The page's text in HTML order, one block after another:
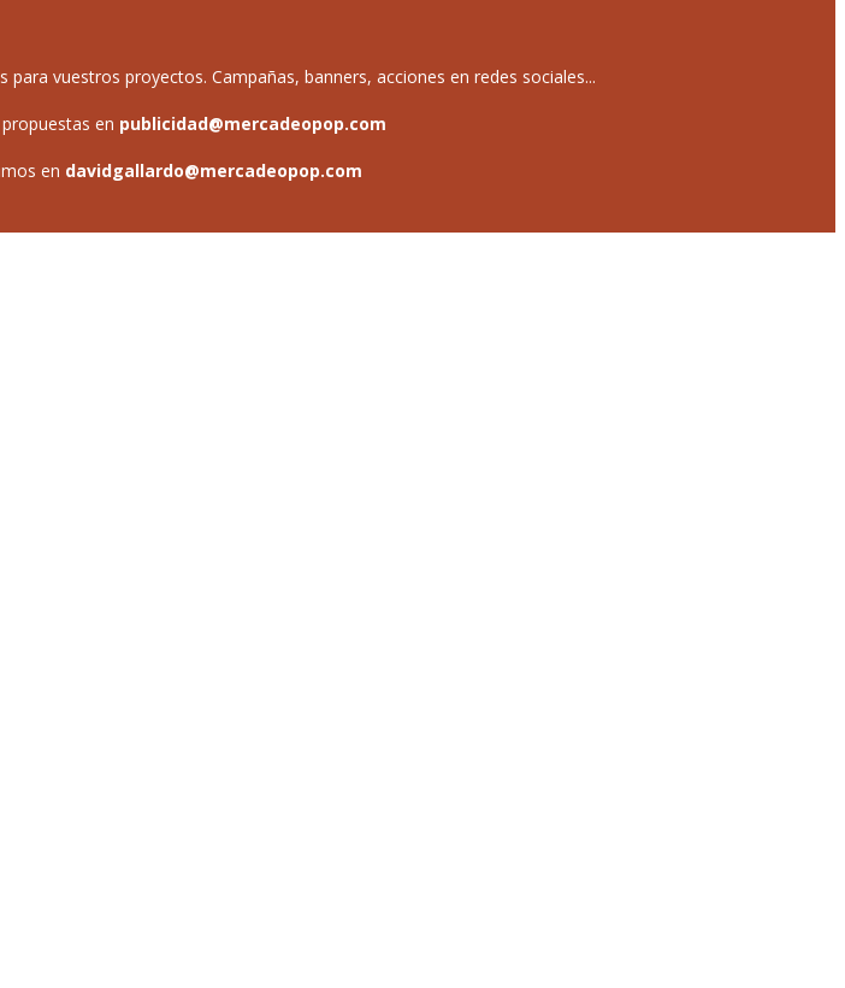
vuestros proyectos. Campañas, banners, acciones en redes sociales...
en publicidad@mercadeopop.com
en davidgallardo@mercadeopop.com